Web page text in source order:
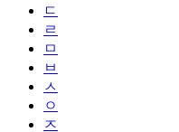
ㄷ
ㄹ
ㅁ
ㅂ
ㅅ
ㅇ
ㅈ